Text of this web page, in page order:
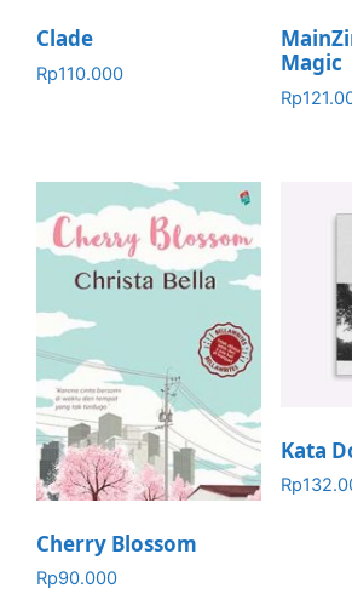
Clade
Rp110.000
Magic
Rp
Cherry Blossom
Rp90.000
Kata
Rp